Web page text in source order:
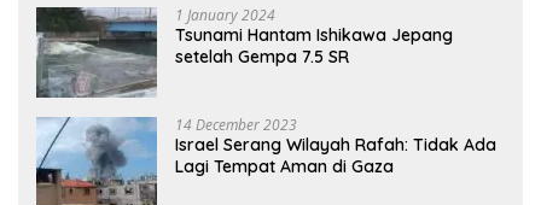
1 January 2024
Tsunami Hantam Ishikawa Jepang
setelah Gempa 7.5 SR
14 December 2023
Israel Serang Wilayah Rafah: Tidak Ada
Lagi Tempat Aman di Gaza